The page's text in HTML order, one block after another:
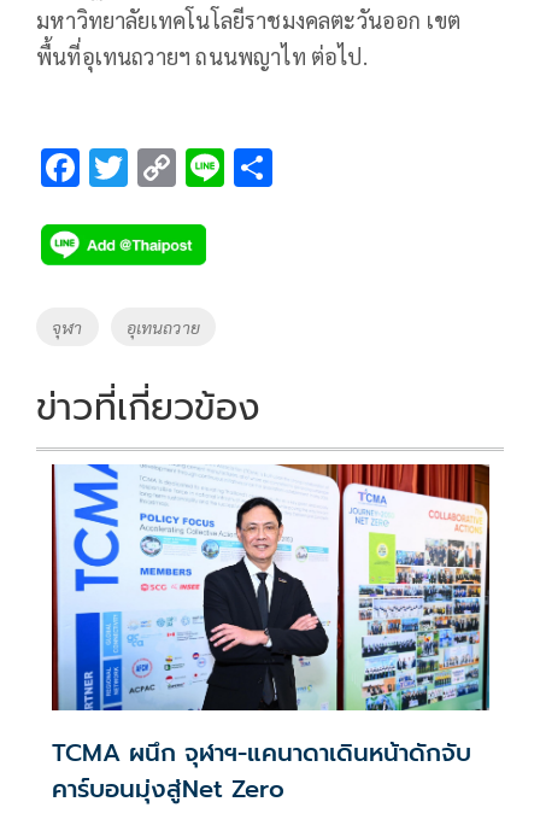
มหาวิทยาลัยเทคโนโลยีราชมงคลตะวันออก เขต
พื้นที่อุเทนถวายฯ ถนนพญาไท ต่อไป.
F
e
b
o
k
T
tt
er
C
p
y
Li
k
Li
Tags
จุฬา อุเทนถวาย
ข่าวที่เกี่ยวข้อง
TCMA ผนึก จุฬาฯ-แคนาดาเดินหน้าดักจับ
คาร์บอนมุ่งสู่Net Zero